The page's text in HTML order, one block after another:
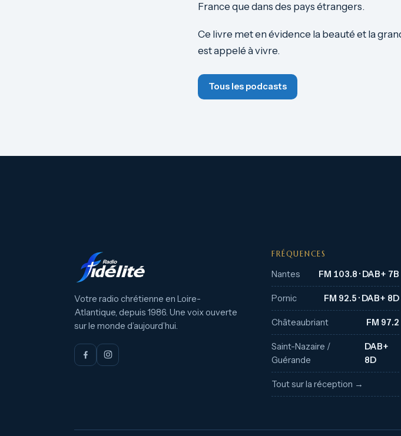
France que dans des pays étrangers.
Ce livre met en évidence la beauté et la
est appelé à vivre.
Tous les podcasts
Votre radio chrétienne en Loire-
Atlantique, depuis 1986. Une voix ouverte
sur le monde d’aujourd’hui.
FRÉQUENCES
Nantes FM 103.8 · DAB+ 7B
Pornic FM 92.5 · DAB+ 8D
Châteaubriant FM 97.2
Saint-Nazaire /
Guérande
DAB+
8D
Tout sur la réception →